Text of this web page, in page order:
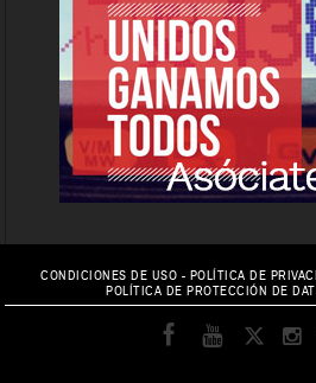
CONDICIONES DE USO - POLÍTICA DE
POLÍTICA DE PROTECCIÓN DE